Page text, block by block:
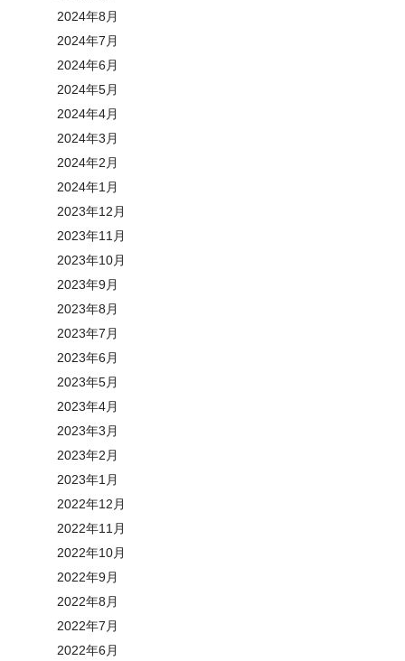
2024年8月
2024年7月
2024年6月
2024年5月
2024年4月
2024年3月
2024年2月
2024年1月
2023年12月
2023年11月
2023年10月
2023年9月
2023年8月
2023年7月
2023年6月
2023年5月
2023年4月
2023年3月
2023年2月
2023年1月
2022年12月
2022年11月
2022年10月
2022年9月
2022年8月
2022年7月
2022年6月